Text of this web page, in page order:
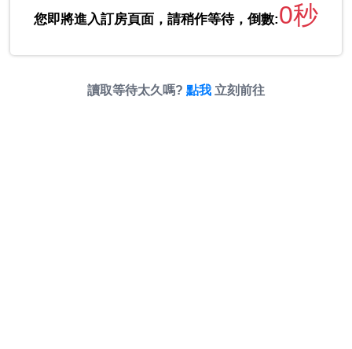
您即將進入訂房頁面，請稍作等待，倒數:0秒
讀取等待太久嗎? 點我 立刻前往